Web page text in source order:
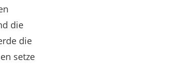
die
die
setze